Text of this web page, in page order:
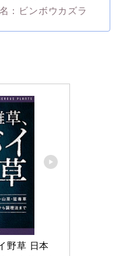
：ビンボウカズラ
野草 日本